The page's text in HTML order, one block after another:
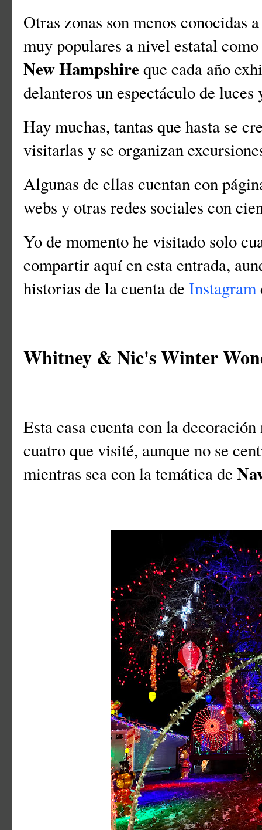
Otras zonas son menos conocidas
muy populares a nivel estatal
New Hampshire que cada año
delanteros un espectáculo de
Hay muchas, tantas que hasta se
visitarlas y se organizan
Algunas de ellas cuentan con
webs y otras redes sociales con
Yo de momento he visitado solo
compartir aquí en esta entrada,
historias de la cuenta de Instagram
Whitney & Nic's Winter
Esta casa cuenta con la
cuatro que visité, aunque no se
mientras sea con la temática de